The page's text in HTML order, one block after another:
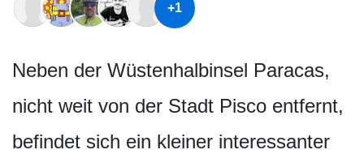
+1
Neben der Wüstenhalbinsel Paracas,
nicht weit von der Stadt Pisco entfernt,
befindet sich ein kleiner interessanter